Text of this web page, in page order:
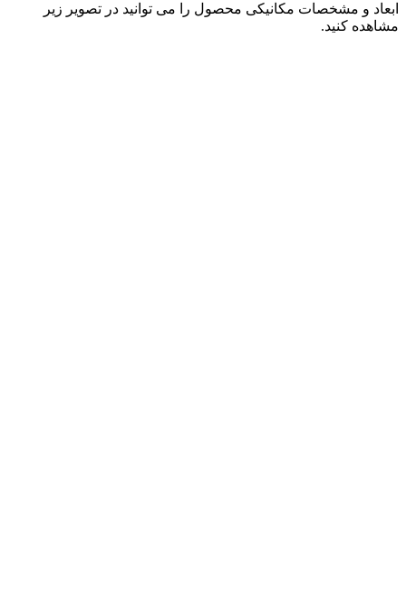
ابعاد و مشخصات مکانیکی محصول را می توانید در تصویر زیر
مشاهده کنید.